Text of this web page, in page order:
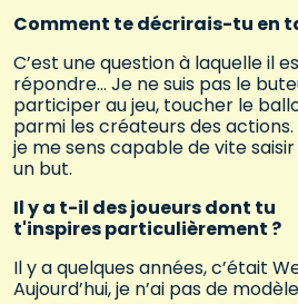
Comment te décrirais-tu en
C’est une question à laquelle il
répondre… Je ne suis pas le
participer au jeu, toucher le
parmi les créateurs des actions.
je me sens capable de vite
un but.
Il y a t-il des joueurs dont tu
t'inspires particulièrement ?
Il y a quelques années, c’était
Aujourd’hui, je n’ai pas de